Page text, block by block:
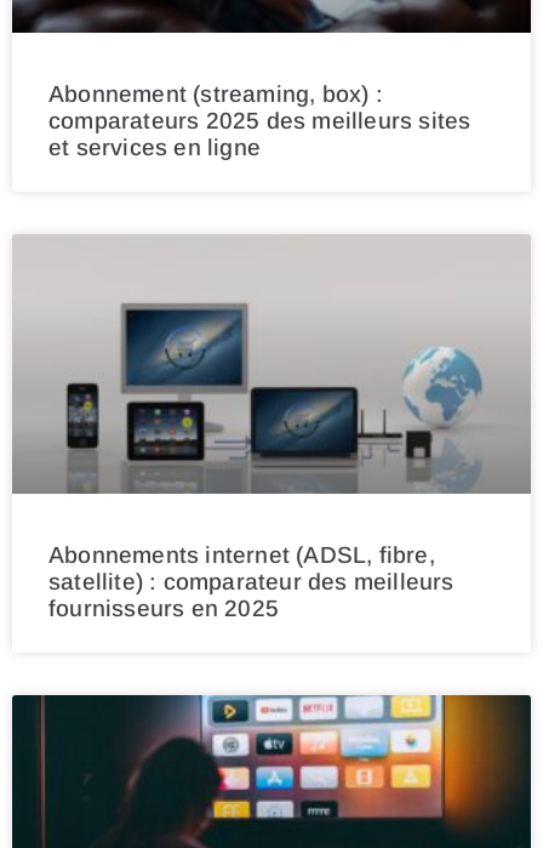
Abonnement (streaming, box) :
comparateurs 2025 des meilleurs sites
et services en ligne
Abonnements internet (ADSL, fibre,
satellite) : comparateur des meilleurs
fournisseurs en 2025